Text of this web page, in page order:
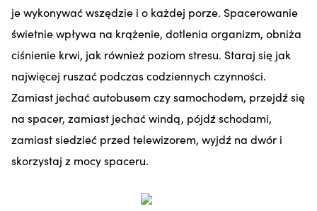
je wykonywać wszędzie i o każdej porze. Spacerowanie
świetnie wpływa na krążenie, dotlenia organizm, obniża
ciśnienie krwi, jak również poziom stresu. Staraj się jak
najwięcej ruszać podczas codziennych czynności.
Zamiast jechać autobusem czy samochodem, przejdź się
na spacer, zamiast jechać windą, pójdź schodami,
zamiast siedzieć przed telewizorem, wyjdź na dwór i
skorzystaj z mocy spaceru.